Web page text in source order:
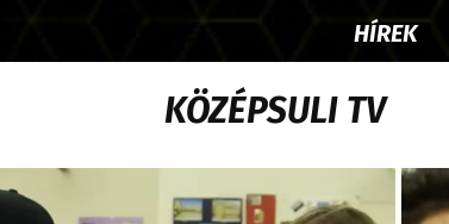
HÍREK
KÖZÉPSULI TV